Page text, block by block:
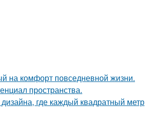
на комфорт повседневной жизни.
пространства.
где каждый квадратный метр